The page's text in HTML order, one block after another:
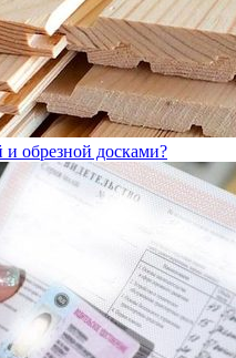
обрезной досками?